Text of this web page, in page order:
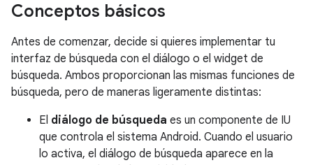
Conceptos básicos
Antes de comenzar, decide si quieres implementar tu
interfaz de búsqueda con el diálogo o el widget de
búsqueda. Ambos proporcionan las mismas funciones de
búsqueda, pero de maneras ligeramente distintas:
El diálogo de búsqueda es un componente de IU
que controla el sistema Android. Cuando el usuario
lo activa, el diálogo de búsqueda aparece en la